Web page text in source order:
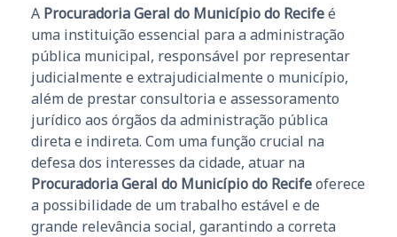
A Procuradoria Geral do Município do Recifeé
uma instituição essencial para a administração
pública municipal, responsável por representar
judicialmente e extrajudicialmente o município,
além de prestar consultoria e assessoramento
jurídico aos órgãos da administração pública
direta e indireta. Com uma função crucial na
defesa dos interesses da cidade, atuar na
Procuradoria Geral do Município do Recifeoferece
a possibilidade de um trabalho estável e de
grande relevância social, garantindo a correta